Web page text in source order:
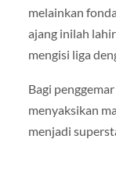
melainkan
ajang inilah
mengisi liga
Bagi
menyaksikan
menjadi